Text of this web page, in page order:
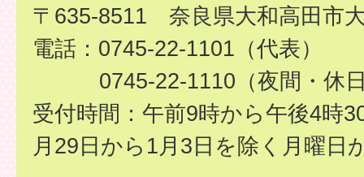
〒635-8511 奈良県大和高田市
電話：0745-22-1101（代表）
0745-22-1110（夜間・休
受付時間：午前9時から午後4時
月29日から1月3日を除く月曜日